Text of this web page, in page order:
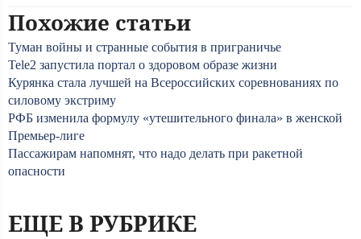
Похожие статьи
Туман войны и странные события в приграничье
Tele2 запустила портал о здоровом образе жизни
Курянка стала лучшей на Всероссийских соревнованиях по
силовому экстриму
РФБ изменила формулу «утешительного финала» в женской
Премьер-лиге
Пассажирам напомнят, что надо делать при ракетной
опасности
ЕЩЕ В РУБРИКЕ